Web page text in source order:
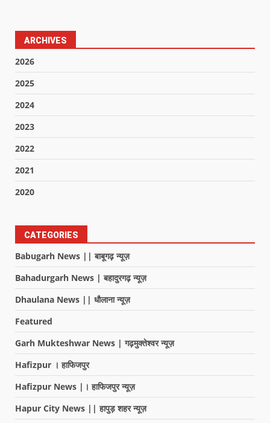
ARCHIVES
2026
2025
2024
2023
2022
2021
2020
CATEGORIES
Babugarh News || बाबूगढ़ न्यूज़
Bahadurgarh News | बहादुरगढ़ न्यूज़
Dhaulana News || धौलाना न्यूज़
Featured
Garh Mukteshwar News | गढ़मुक्तेश्वर न्यूज़
Hafizpur । हाफिजपुर
Hafizpur News |। हाफिजपुर न्यूज़
Hapur City News || हापुड़ शहर न्यूज़